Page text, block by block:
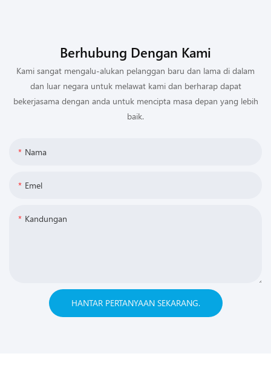
Berhubung Dengan Kami
Kami sangat mengalu-alukan pelanggan baru dan lama di dalam
dan luar negara untuk melawat kami dan berharap dapat
bekerjasama dengan anda untuk mencipta masa depan yang lebih
baik.
Nama
Emel
Kandungan
HANTAR PERTANYAAN SEKARANG.